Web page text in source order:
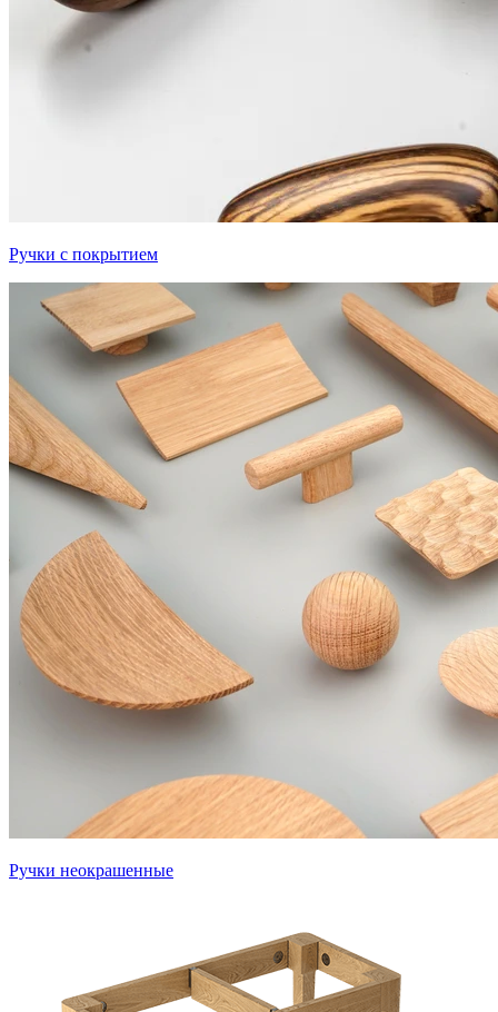
Ручки с покрытием
Ручки неокрашенные